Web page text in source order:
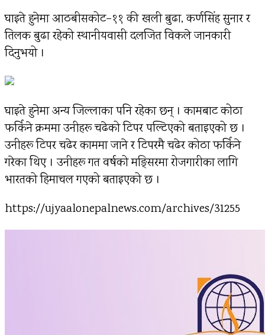
घाइते हुनेमा आठबीसकोट–११ की खली बुढा, कर्णसिंह सुनार र
तिलक बुढा रहेको स्थानीयवासी दलजित विकले जानकारी
दिनुभयो ।
घाइते हुनेमा अन्य जिल्लाका पनि रहेका छन् । कामबाट कोठा
फर्किने क्रममा उनीहरू चढेको टिपर पल्टिएको बताइएको छ ।
उनीहरू टिपर चढेर काममा जाने र टिपरमै चढेर कोठा फर्किने
गरेका थिए । उनीहरू गत वर्षको मङ्सिरमा रोजगारीका लागि
भारतको हिमाचल गएको बताइएको छ ।
https://ujyaalonepalnews.com/archives/31255